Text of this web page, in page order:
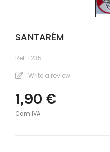
SANTARÉM
Ref: L235
Write a review
1,90 €
Com IVA